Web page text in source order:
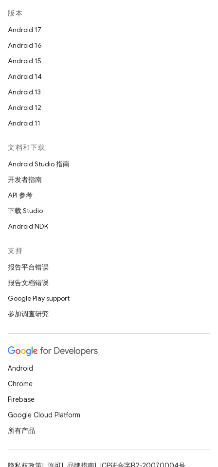
版本
Android 17
Android 16
Android 15
Android 14
Android 13
Android 12
Android 11
文档和下载
Android Studio 指南
开发者指南
API 参考
下载 Studio
Android NDK
支持
报告平台错误
报告文档错误
Google Play support
参加调查研究
Android
Chrome
Firebase
Google Cloud Platform
所有产品